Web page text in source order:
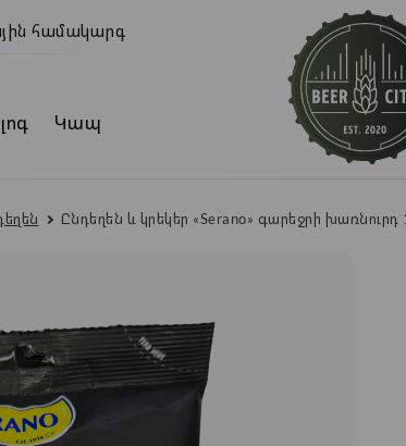
համակարգ
Կապ
Ընդեղեն և կրեկեր «Serano» գարեջրի